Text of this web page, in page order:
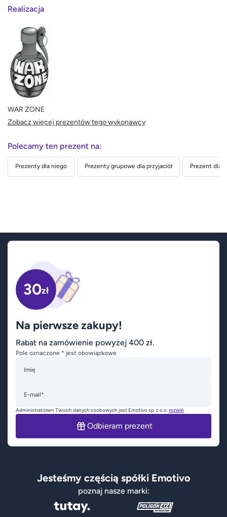
Realizacja
WAR ZONE
Zobacz więcej prezentów tego wykonawcy
Polecamy ten prezent na:
Prezenty dla niego Prezenty grupowe dla przyjaciół Prezent dla
30zł
Na pierwsze zakupy!
Rabat na zamówienie powyżej 400 zł.
Pole oznaczone * jest obowiązkowe
Imię
E-mail*
Administratorem Twoich danych osobowych jest Emotivo sp. z o.o.rozwiń
Odbieram prezent
Jesteśmy częścią spółki Emotivo
poznaj nasze marki: